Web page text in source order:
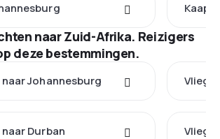
naar Zuid-Afrika. Reizigers
deze bestemmingen.
Johannesburg
Durban